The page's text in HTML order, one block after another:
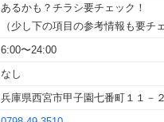
あるかも？チラシ要チェック！
（少し下の項目の参考情報も要チ
6:00〜24:00
なし
兵庫県西宮市甲子園七番町１１－